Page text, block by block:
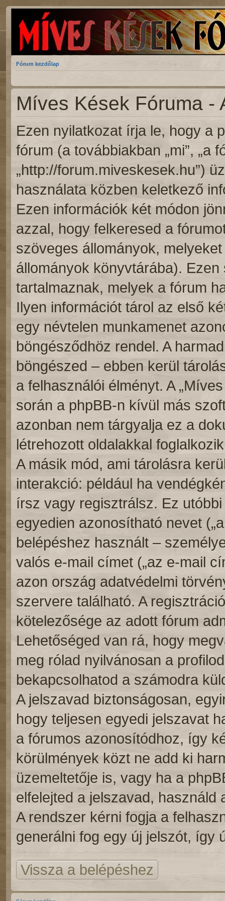
Fórum kezdőlap
Míves Kések Fóruma -
Ezen nyilatkozat írja le, hogy a
fórum (a továbbiakban „mi”, „a
„http://forum.miveskesek.hu”)
használata közben keletkező
Ezen információk két módon
azzal, hogy felkeresed a
szöveges állományok,
állományok könyvtárába).
tartalmaznak, melyek a fórum
Ilyen információt tárol az első
egy névtelen munkamenet
böngésződhöz rendel. A
böngészed – ebben kerül
a felhasználói élményt. A
során a phpBB-n kívül más
azonban nem tárgyalja ez a
létrehozott oldalakkal
A másik mód, ami tárolásra
interakció: például ha
írsz vagy regisztrálsz. Ez
egyedien azonosítható nevet
belépéshez használt –
valós e-mail címet („az e-mail
azon ország adatvédelmi
szervere található. A
kötelezősége az adott fórum
Lehetőséged van rá, hogy
meg rólad nyilvánosan a
bekapcsolhatod a számodra
A jelszavad biztonságosan,
hogy teljesen egyedi jelszavat
a fórumos azonosítódhoz, így
körülmények közt ne add ki
üzemeltetője is, vagy ha a
elfelejted a jelszavad, használd
A rendszer kérni fogja a
generálni fog egy új jelszót, így
Vissza a belépéshez